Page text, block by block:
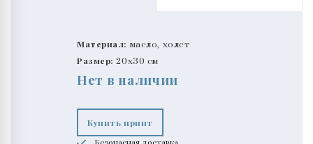
Материал: масло, холст
Размер: 20x30 см
Нет в наличии
Купить принт